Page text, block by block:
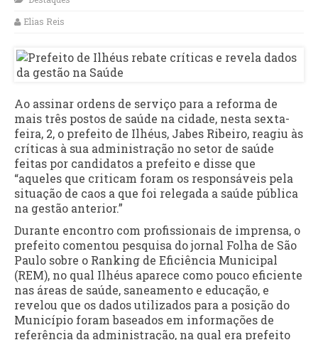
Elias Reis
Ao assinar ordens de serviço para a reforma de
mais três postos de saúde na cidade, nesta sexta-
feira, 2, o prefeito de Ilhéus, Jabes Ribeiro, reagiu às
críticas à sua administração no setor de saúde
feitas por candidatos a prefeito e disse que
“aqueles que criticam foram os responsáveis pela
situação de caos a que foi relegada a saúde pública
na gestão anterior.”
Durante encontro com profissionais de imprensa, o
prefeito comentou pesquisa do jornal Folha de São
Paulo sobre o Ranking de Eficiência Municipal
(REM), no qual Ilhéus aparece como pouco eficiente
nas áreas de saúde, saneamento e educação, e
revelou que os dados utilizados para a posição do
Município foram baseados em informações de
referência da administração, na qual era prefeito